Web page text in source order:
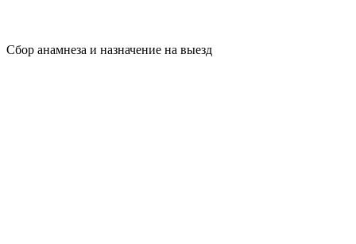
Сбор анамнеза и назначение на выезд